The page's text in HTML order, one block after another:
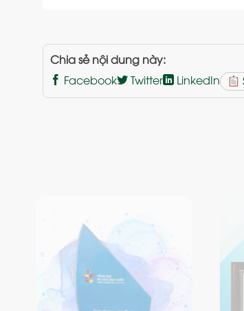
Chia sẻ nội dung này:
Facebook
Twitter LinkedIn